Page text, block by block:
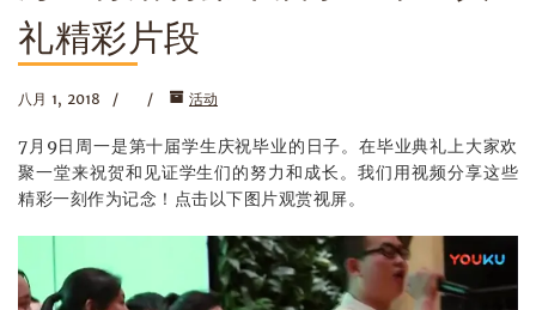
礼精彩片段
八月 1, 2018 活动
7月9日周一是第十届学生庆祝毕业的日子。在毕业典礼上大家欢
聚一堂来祝贺和见证学生们的努力和成长。我们用视频分享这些
精彩一刻作为记念！点击以下图片观赏视屏。